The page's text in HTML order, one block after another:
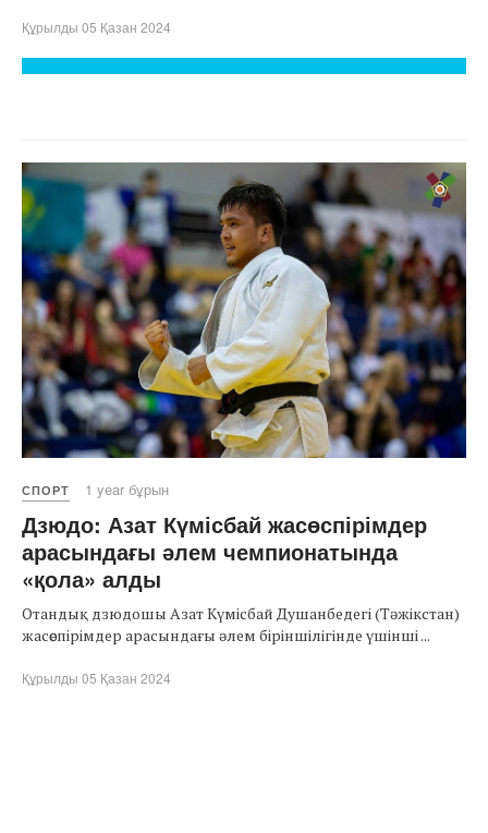
Құрылды 05 Қазан 2024
СПОРТ 1 year бұрын
Дзюдо: Азат Күмісбай жасөспірімдер
арасындағы әлем чемпионатында
«қола» алды
Отандық дзюдошы Азат Күмісбай Душанбедегі (Тәжікстан)
жасөспірімдер арасындағы әлем біріншілігінде үшінші ...
Құрылды 05 Қазан 2024